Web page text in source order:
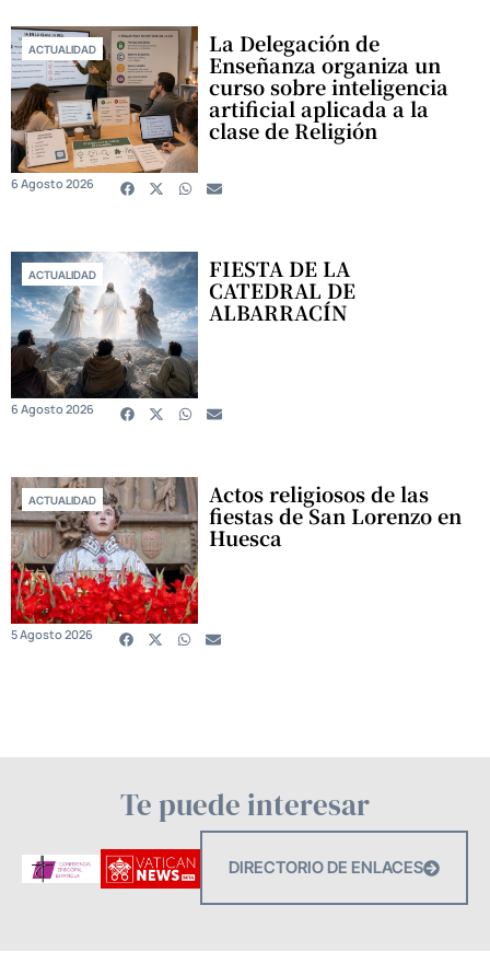
ACTUALIDAD La Delegación de
Enseñanza organiza un
curso sobre inteligencia
artificial aplicada a la
clase de Religión
6 Agosto 2026
ACTUALIDAD FIESTA DE LA
CATEDRAL DE
ALBARRACÍN
6 Agosto 2026
ACTUALIDAD Actos religiosos de las
fiestas de San Lorenzo en
Huesca
5 Agosto 2026
Te puede interesar
DIRECTORIO DE ENLACES